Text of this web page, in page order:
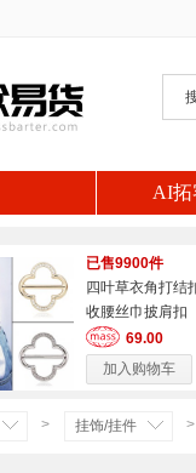
AI拓
已售9900件
四叶草衣角打结
收腰丝巾披肩扣
69.00
加入购物车
> 挂饰/挂件 >